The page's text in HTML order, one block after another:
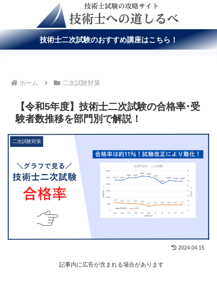
技術士二次試験のおすすめ講座はこちら！
ホーム 二次試験対策
【令和5年度】技術士二次試験の合格率･受
験者数推移を部門別で解説！
二次試験対策
2024.04.15
記事内に広告が含まれる場合があります